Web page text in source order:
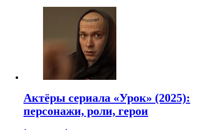
Актёры сериала «Урок» (2025):
персонажи, роли, герои